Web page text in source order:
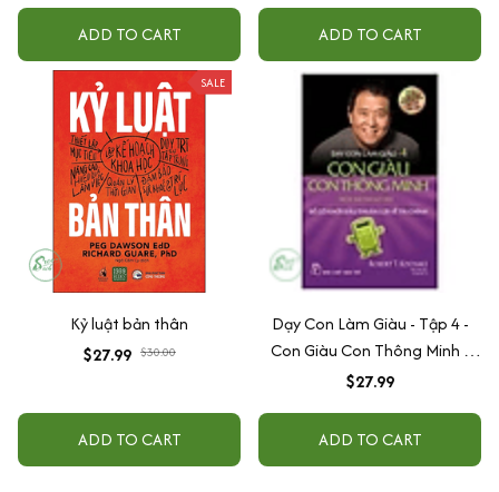
ADD TO CART ADD TO CART
SALE
Kỷ luật bản thân
$27.99 $30.00
ADD TO CART
Dạy Con Làm Giàu - Tập 4 -
Con Giàu Con Thông Minh -
Tái Bản 2022
$27.99
ADD TO CART